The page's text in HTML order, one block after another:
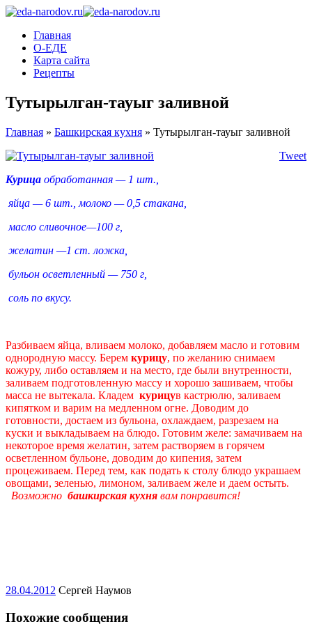
Главная
О-ЕДЕ
Карта сайта
Рецепты
Тутырылган-тауыг заливной
Главная » Башкирская кухня » Тутырылган-тауыг заливной
Tweet
Курица обработанная — 1 шт.,
яйца — 6 шт., молоко — 0,5 стакана,
масло сливочное—100 г,
желатин —1 ст. ложка
бульон осветленный — 750 г,
соль по вкусу.
Разбиваем яйца, вливаем молоко, добавляем масло и готовим
однородную массу. Берем курицу, по желанию снимаем
кожуру, либо оставляем и на место, где были внутренности,
заливаем подготовленную массу и хорошо зашиваем, чтобы
масса не вытекала. Кладем курицув кастрюлю, заливаем
кипятком и варим на медленном огне. Доводим до
готовности, достаем из бульона, охлаждаем, разрезаем на
куски и выкладываем на блюдо. Готовим желе: замачиваем на
некоторое время желатин, затем растворяем в горячем
осветленном бульоне, доводим до кипения, затем
процеживаем. Перед тем, как подать к столу блюдо украшаем
овощами, зеленью, лимоном, заливаем желе и даем остыть.
Возможно башкирская кухня вам понравится!
28.04.2012 Сергей Наумов
Похожие сообщения